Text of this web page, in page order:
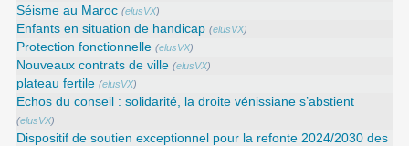
Séisme au Maroc (elusVX)
Enfants en situation de handicap (elusVX)
Protection fonctionnelle (elusVX)
Nouveaux contrats de ville (elusVX)
plateau fertile (elusVX)
Echos du conseil : solidarité, la droite vénissiane s’abstient
(elusVX)
Dispositif de soutien exceptionnel pour la refonte 2024/2030 des